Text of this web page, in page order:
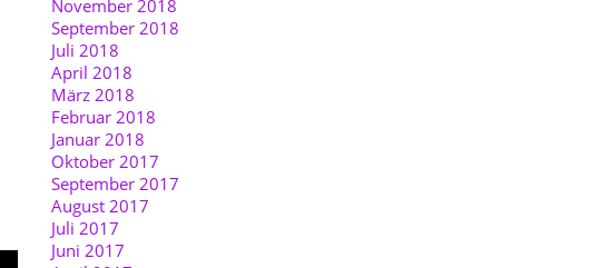
November 2018
September 2018
Juli 2018
April 2018
März 2018
Februar 2018
Januar 2018
Oktober 2017
September 2017
August 2017
Juli 2017
Juni 2017